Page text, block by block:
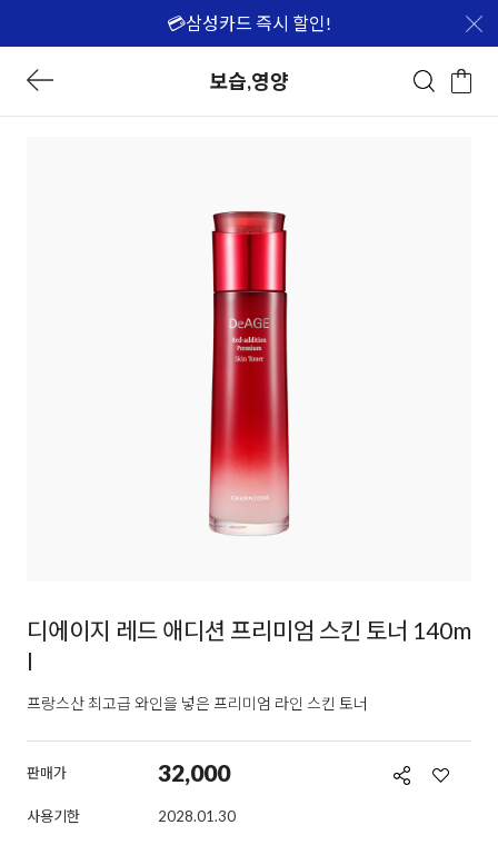
💳삼성카드 즉시 할인!
보습,영양
디에이지 레드 애디션 프리미엄 스킨 토너 140m
l
프랑스산 최고급 와인을 넣은 프리미엄 라인 스킨 토너
판매가 32,000
사용기한 2028.01.30